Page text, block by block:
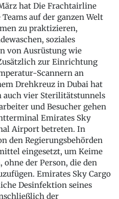
hat Die Frachtairline
auf der ganzen Welt
zu praktizieren,
soziales
von Ausrüstung wie
zur Einrichtung
Scannern an
Drehkreuz in Dubai hat
vier Sterilitätstunnels
und Besucher gehen
Emirates Sky
Airport betreten. In
den Regierungsbehörden
eingesetzt, um Keime
der Person, die den
Emirates Sky Cargo
Desinfektion seines
der